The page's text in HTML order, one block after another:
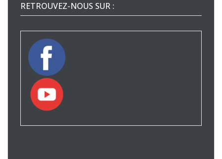
RETROUVEZ-NOUS SUR :